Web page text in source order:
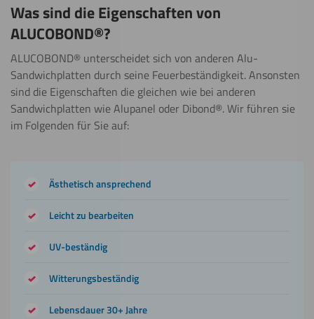
Weitere Informationen
Fräsen
Weitere Informationen
Kleben
Malen
Sägen
(Kreissäge)
Was sind die Eigenschaften von
ALUCOBOND®?
ALUCOBOND® unterscheidet sich von anderen Alu-
Sandwichplatten durch seine Feuerbeständigkeit. Ansonsten
sind die Eigenschaften die gleichen wie bei anderen
Sandwichplatten wie Alupanel oder Dibond®. Wir führen sie
im Folgenden für Sie auf:
Ästhetisch ansprechend
Leicht zu bearbeiten
UV-beständig
Witterungsbeständig
Lebensdauer 30+ Jahre